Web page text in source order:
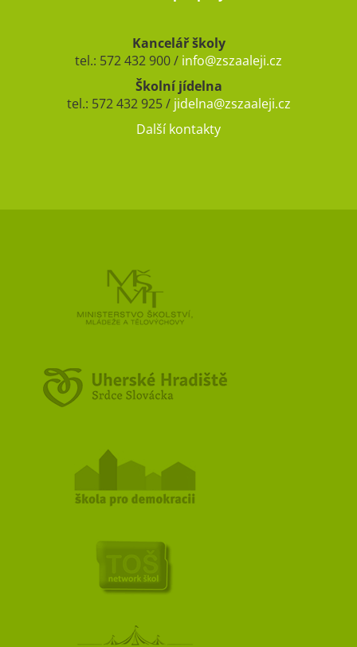
Kancelář školy
tel.: 572 432 900 / info@zszaaleji.cz
Školní jídelna
tel.: 572 432 925 / jidelna@zszaaleji.cz
Další kontakty